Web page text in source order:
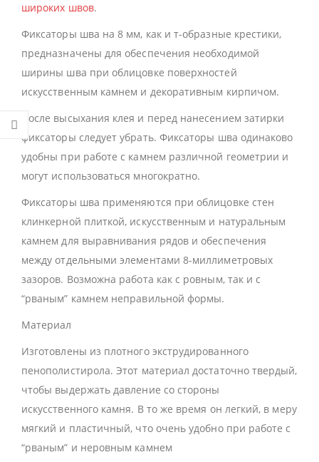
широких швов.
Фиксаторы шва на 8 мм, как и т-образные крестики,
предназначены для обеспечения необходимой
ширины шва при облицовке поверхностей
искусственным камнем и декоративным кирпичом.
После высыхания клея и перед нанесением затирки
фиксаторы следует убрать. Фиксаторы шва одинаково
удобны при работе с камнем различной геометрии и
могут использоваться многократно.
Фиксаторы шва применяются при облицовке стен
клинкерной плиткой, искусственным и натуральным
камнем для выравнивания рядов и обеспечения
между отдельными элементами 8-миллиметровых
зазоров. Возможна работа как с ровным, так и с
“рваным” камнем неправильной формы.
Материал
Изготовлены из плотного экструдированного
пенополистирола. Этот материал достаточно твердый,
чтобы выдержать давление со стороны
искусственного камня. В то же время он легкий, в меру
мягкий и пластичный, что очень удобно при работе с
“рваным” и неровным камнем